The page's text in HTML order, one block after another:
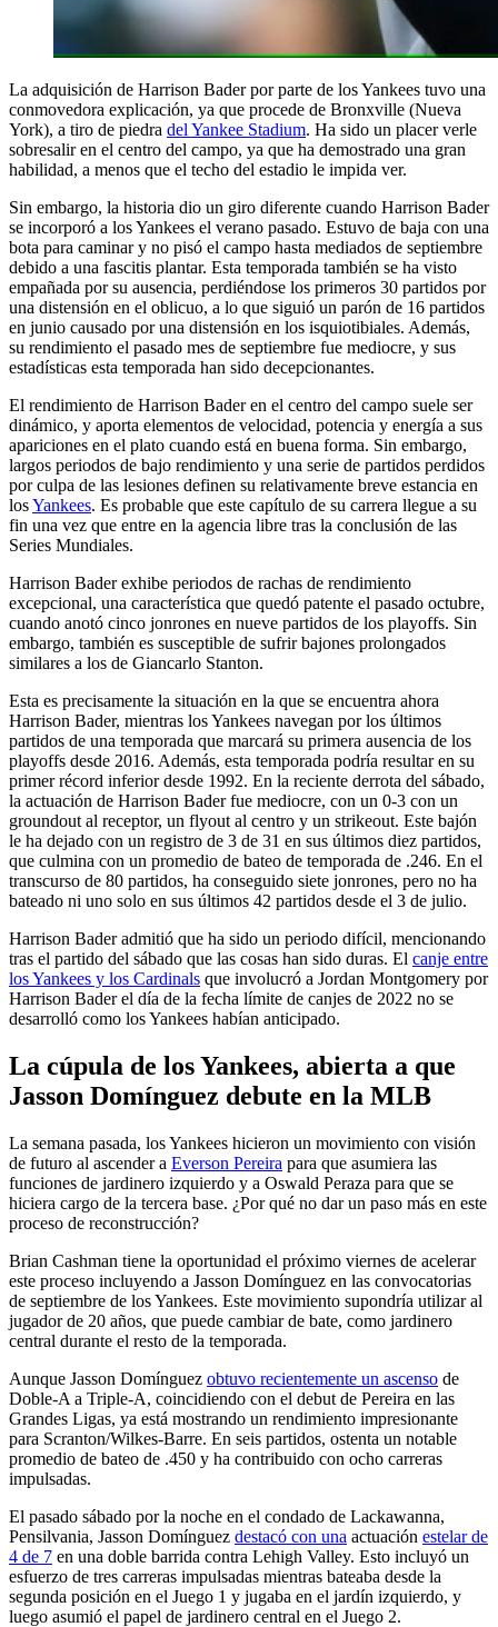
La adquisición de Harrison Bader por parte de los Yankees tuvo una
conmovedora explicación, ya que procede de Bronxville (Nueva
York), a tiro de piedra del Yankee Stadium. Ha sido un placer verle
sobresalir en el centro del campo, ya que ha demostrado una gran
habilidad, a menos que el techo del estadio le impida ver.
Sin embargo, la historia dio un giro diferente cuando Harrison Bader
se incorporó a los Yankees el verano pasado. Estuvo de baja con una
bota para caminar y no pisó el campo hasta mediados de septiembre
debido a una fascitis plantar. Esta temporada también se ha visto
empañada por su ausencia, perdiéndose los primeros 30 partidos por
una distensión en el oblicuo, a lo que siguió un parón de 16 partidos
en junio causado por una distensión en los isquiotibiales. Además,
su rendimiento el pasado mes de septiembre fue mediocre, y sus
estadísticas esta temporada han sido decepcionantes.
El rendimiento de Harrison Bader en el centro del campo suele ser
dinámico, y aporta elementos de velocidad, potencia y energía a sus
apariciones en el plato cuando está en buena forma. Sin embargo,
largos periodos de bajo rendimiento y una serie de partidos perdidos
por culpa de las lesiones definen su relativamente breve estancia en
losYankees. Es probable que este capítulo de su carrera llegue a su
fin una vez que entre en la agencia libre tras la conclusión de las
Series Mundiales.
Harrison Bader exhibe periodos de rachas de rendimiento
excepcional, una característica que quedó patente el pasado octubre,
cuando anotó cinco jonrones en nueve partidos de los playoffs. Sin
embargo, también es susceptible de sufrir bajones prolongados
similares a los de Giancarlo Stanton.
Esta es precisamente la situación en la que se encuentra ahora
Harrison Bader, mientras los Yankees navegan por los últimos
partidos de una temporada que marcará su primera ausencia de los
playoffs desde 2016. Además, esta temporada podría resultar en su
primer récord inferior desde 1992. En la reciente derrota del sábado,
la actuación de Harrison Bader fue mediocre, con un 0-3 con un
groundout al receptor, un flyout al centro y un strikeout. Este bajón
le ha dejado con un registro de 3 de 31 en sus últimos diez partidos,
que culmina con un promedio de bateo de temporada de .246. En el
transcurso de 80 partidos, ha conseguido siete jonrones, pero no ha
bateado ni uno solo en sus últimos 42 partidos desde el 3 de julio.
Harrison Bader admitió que ha sido un periodo difícil, mencionando
tras el partido del sábado que las cosas han sido duras. El canje entre
los Yankees y los Cardinals que involucró a Jordan Montgomery por
Harrison Bader el día de la fecha límite de canjes de 2022 no se
desarrolló como los Yankees habían anticipado.
La cúpula de los Yankees, abierta a que
Jasson Domínguez debute en la MLB
La semana pasada, los Yankees hicieron un movimiento con visión
de futuro al ascender a Everson Pereira para que asumiera las
funciones de jardinero izquierdo y a Oswald Peraza para que se
hiciera cargo de la tercera base. ¿Por qué no dar un paso más en este
proceso de reconstrucción?
Brian Cashman tiene la oportunidad el próximo viernes de acelerar
este proceso incluyendo a Jasson Domínguez en las convocatorias
de septiembre de los Yankees. Este movimiento supondría utilizar al
jugador de 20 años, que puede cambiar de bate, como jardinero
central durante el resto de la temporada.
Aunque Jasson Domínguez obtuvo recientemente un ascenso de
Doble-A a Triple-A, coincidiendo con el debut de Pereira en las
Grandes Ligas, ya está mostrando un rendimiento impresionante
para Scranton/Wilkes-Barre. En seis partidos, ostenta un notable
promedio de bateo de .450 y ha contribuido con ocho carreras
impulsadas.
El pasado sábado por la noche en el condado de Lackawanna,
Pensilvania, Jasson Domínguez destacó con una actuación estelar de
4 de 7 en una doble barrida contra Lehigh Valley. Esto incluyó un
esfuerzo de tres carreras impulsadas mientras bateaba desde la
segunda posición en el Juego 1 y jugaba en el jardín izquierdo, y
luego asumió el papel de jardinero central en el Juego 2.